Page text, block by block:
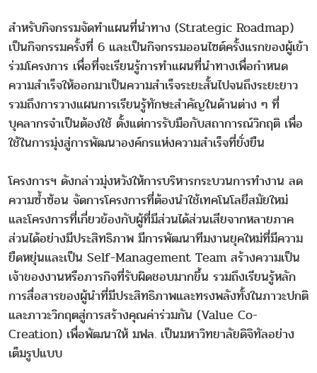
สำหรับกิจกรรมจัดทำแผนที่นำทาง (Strategic Roadmap)
เป็นกิจกรรมครั้งที่ 6 และเป็นกิจกรรมออนไซต์ครั้งแรกของผู้เข้า
ร่วมโครงการ เพื่อที่จะเรียนรู้การทำแผนที่นำทางเพื่อกำหนด
ความสำเร็จให้ออกมาเป็นความสำเร็จระยะสั้นไปจนถึงระยะยาว
รวมถึงการวางแผนการเรียนรู้ทักษะสำคัญในด้านต่าง ๆ ที่
บุคลากรจำเป็นต้องใช้ ตั้งแต่การรับมือกับสถาการณ์วิกฤติ เพื่อ
ใช้ในการมุ่งสู่การพัฒนาองค์กรแห่งความสำเร็จที่ยั่งยืน
โครงการฯ ดังกล่าวมุ่งหวังให้การบริหารกระบวนการทำงาน ลด
ความซ้ำซ้อน จัดการโครงการที่ต้องนำใช้เทคโนโลยีสมัยใหม่
และโครงการที่เกี่ยวข้องกับผู้ที่มีส่วนได้ส่วนเสียจากหลายภาค
ส่วนได้อย่างมีประสิทธิภาพ มีการพัฒนาทีมงานยุคใหม่ที่มีความ
ยืดหยุ่นและเป็น Self-Management Team สร้างความเป็น
เจ้าของงานหรือภารกิจที่รับผิดชอบมากขึ้น รวมถึงเรียนรู้หลัก
การสื่อสารของผู้นำที่มีประสิทธิภาพและทรงพลังทั้งในภาวะปกติ
และภาวะวิกฤตสู่การสร้างคุณค่าร่วมกัน (Value Co-
Creation) เพื่อพัฒนาให้ มฟล. เป็นมหาวิทยาลัยดิจิทัลอย่าง
เต็มรูปแบบ